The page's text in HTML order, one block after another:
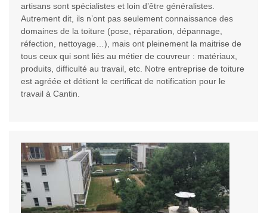
artisans sont spécialistes et loin d’être généralistes.
Autrement dit, ils n’ont pas seulement connaissance des
domaines de la toiture (pose, réparation, dépannage,
réfection, nettoyage…), mais ont pleinement la maitrise de
tous ceux qui sont liés au métier de couvreur : matériaux,
produits, difficulté au travail, etc. Notre entreprise de toiture
est agréée et détient le certificat de notification pour le
travail à Cantin.